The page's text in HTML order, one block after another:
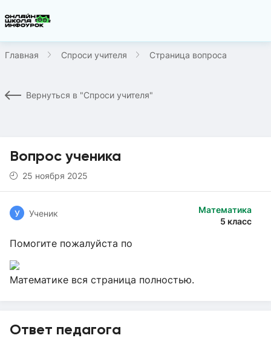
Главная Спроси учителя Страница вопроса
Вернуться в "Спроси учителя"
Вопрос ученика
25 ноября 2025
Математика
5 класс
У Ученик
Помогите пожалуйста по
Математике вся страница полностью.
Ответ педагога